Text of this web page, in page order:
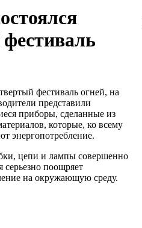
фестиваль огней, на
представили
приборы, сделанные из
которые, ко всему
энергопотребление.
цепи и лампы совершенно
серьезно поощряет
на окружающую среду.